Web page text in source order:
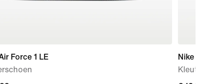
Force 1 LE
Nike Air